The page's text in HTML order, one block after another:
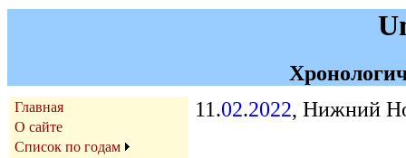
Главная
О сайте
Список по годам
11.02.2022, Нижний